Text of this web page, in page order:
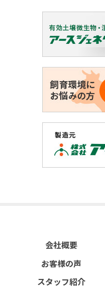
会社概要
お客様の声
スタッフ紹介